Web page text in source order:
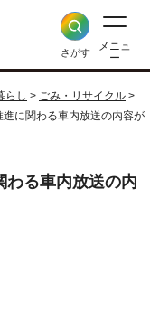
さがす
メニュ
ー
らし > ごみ・リサイクル >
に関わる車内放送の内容が
わる車内放送の内